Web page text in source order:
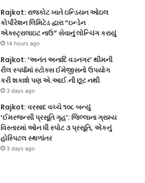
Rajkot: રાજકોટ ખાતે ઇન્ડિયન ઓઇલ
કોર્પોરેશન લિમિટેડ દ્વારા “ઇન્ડેન
એક્સ્ટ્રાલાઇટ નાઉ” સેવાનું લોન્ચિંગ કરાયું
14 hours ago
Rajkot: ‘અનંત અનાદિ વડનગર’ થીમની
રીલ સ્પર્ધામાં સ્ટોક્સ ઈમેજીસનો ઉપયોગ
કરી શકાશે પણ એ.આઈ.ની છૂટ નથી
3 days ago
Rajkot: વરસાદ વચ્ચે ૧૦૮ બન્યું
‘ઈમરજન્સી પ્રસૂતિ ગૃહ’: જિલ્લાના ગ્રામ્ય
વિસ્તારમાં ઓન ધી સ્પોટ ૩ પ્રસૂતિ, એકનું
હોસ્પિટલ સ્થળાંતર
3 days ago